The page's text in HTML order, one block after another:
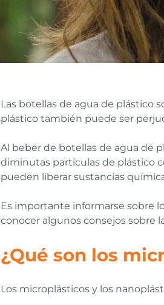
Las botellas de agua de plástico
plástico también puede ser
Al beber de botellas de agua de
diminutas partículas de plástico
pueden liberar sustancias
Es importante informarse sobre
conocer algunos consejos sobre
¿Qué son los
Los microplásticos y los